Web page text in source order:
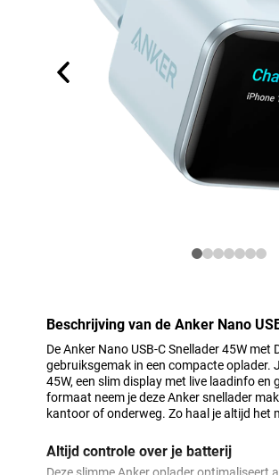
Beschrijving van de Anker Nano
De Anker Nano USB-C Snellader 45W
gebruiksgemak in een compacte
45W, een slim display met live laadinfo
formaat neem je deze Anker snellader
kantoor of onderweg. Zo haal je altijd het
Altijd controle over je batterij